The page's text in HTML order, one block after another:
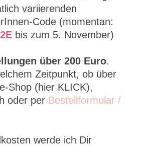
variierenden
Code (momentan:
bis zum 5. November)
über 200 Euro.
Zeitpunkt, ob über
Shop (hier KLICK),
oder per Bestellformular /
werde ich Dir